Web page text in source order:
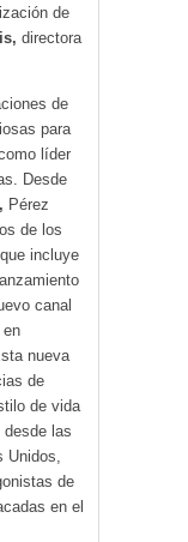
de
directora
de
para
líder
Desde
Pérez
de los
incluye
canal
en
nueva
de
de vida
las
de
en el